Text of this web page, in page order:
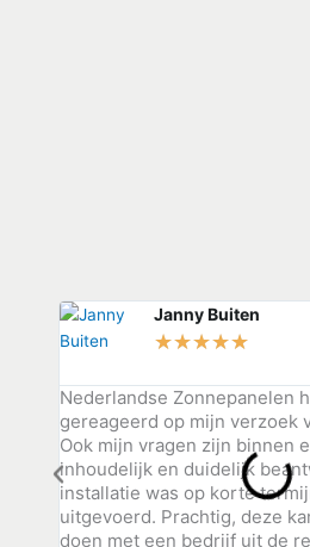
Janny Buiten
★★★★★
Nederlandse Zonnepanelen
gereageerd op mijn verzoek
Ook mijn vragen zijn binnen
inhoudelijk en duidelijk
installatie was op korte
uitgevoerd. Prachtig, deze
doen met een bedrijf uit de